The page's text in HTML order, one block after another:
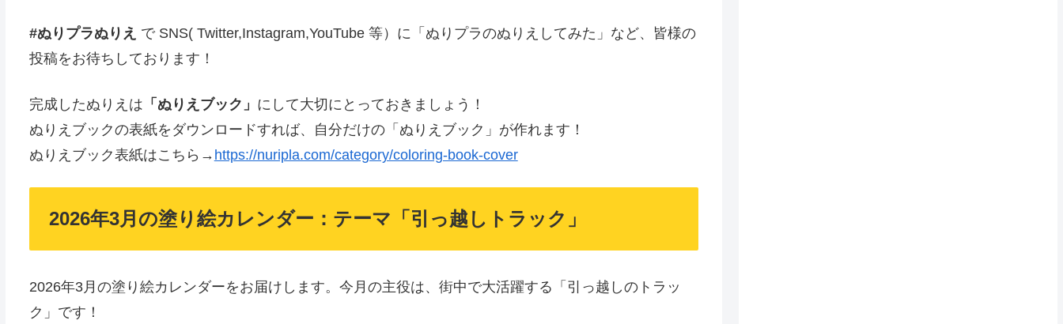
#ぬりプラぬりえ で SNS( Twitter,Instagram,YouTube 等）に「ぬりプラのぬりえしてみた」など、皆様の
投稿をお待ちしております！
完成したぬりえは 「ぬりえブック」 にして大切にとっておきましょう！
ぬりえブックの表紙をダウンロードすれば、自分だけの「ぬりえブック」が作れます！
ぬりえブック表紙はこちら→ https://nuripla.com/category/coloring-book-cover
2026年3月の塗り絵カレンダー：テーマ「引っ越しトラック」
2026年3月の塗り絵カレンダーをお届けします。今月の主役は、街中で大活躍する「引っ越しのトラッ
ク」です！